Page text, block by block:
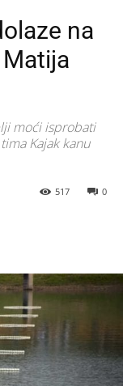
na
moći isprobati
Kajak kanu
0
517